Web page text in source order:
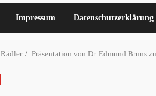
Impressum Datenschutzerklärung
Rädler Präsentation von Dr. Edmund Bruns